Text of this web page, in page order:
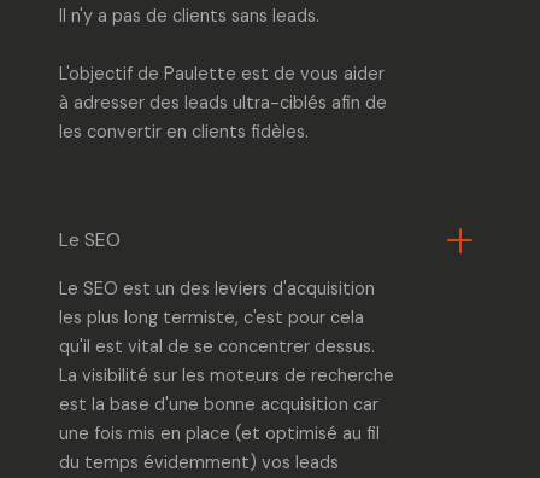
Il n'y a pas de clients sans leads.
L'objectif de Paulette est de vous aider
à adresser des leads ultra-ciblés afin de
les convertir en clients fidèles.
Le SEO
Le SEO est un des leviers d'acquisition
les plus long termiste, c'est pour cela
qu'il est vital de se concentrer dessus.
La visibilité sur les moteurs de recherche
est la base d'une bonne acquisition car
une fois mis en place (et optimisé au fil
du temps évidemment) vos leads